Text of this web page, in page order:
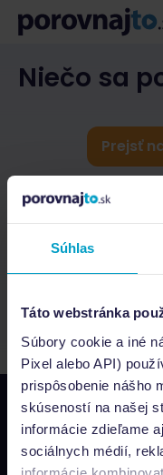
Súhlas
Táto webstránka
Súbory cookie a iné
Pixel alebo API)
prispôsobenie nášho
skúseností na našej
informácie zdieľame
sociálnych médií,
Niečo sa
Prejsť
Napíšte nám